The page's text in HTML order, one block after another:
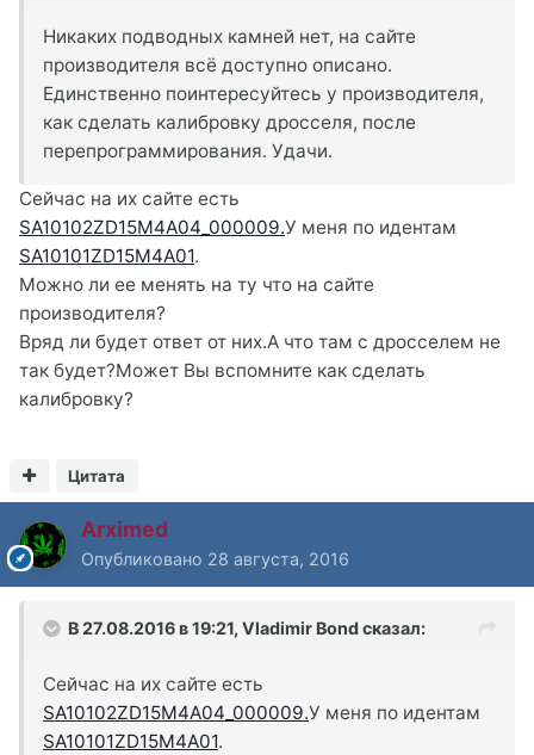
Никаких подводных камней нет, на сайте
производителя всё доступно описано.
Единственно поинтересуйтесь у производителя,
как сделать калибровку дросселя, после
перепрограммирования. Удачи.
Сейчас на их сайте есть
SA10102ZD15M4A04_000009.У меня по идентам
SA10101ZD15M4A01.
Можно ли ее менять на ту что на сайте
производителя?
Вряд ли будет ответ от них.А что там с дросселем не
так будет?Может Вы вспомните как сделать
калибровку?
Цитата
Arximed
Опубликовано 28 августа, 2016
В 27.08.2016 в 19:21, Vladimir Bond сказал:
Сейчас на их сайте есть
SA10102ZD15M4A04_000009.У меня по идентам
SA10101ZD15M4A01.